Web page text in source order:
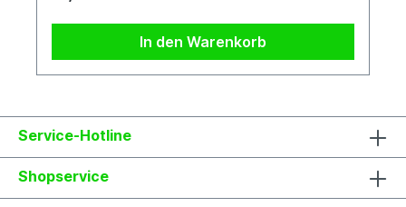
In den Warenkorb
Service-Hotline
Shopservice